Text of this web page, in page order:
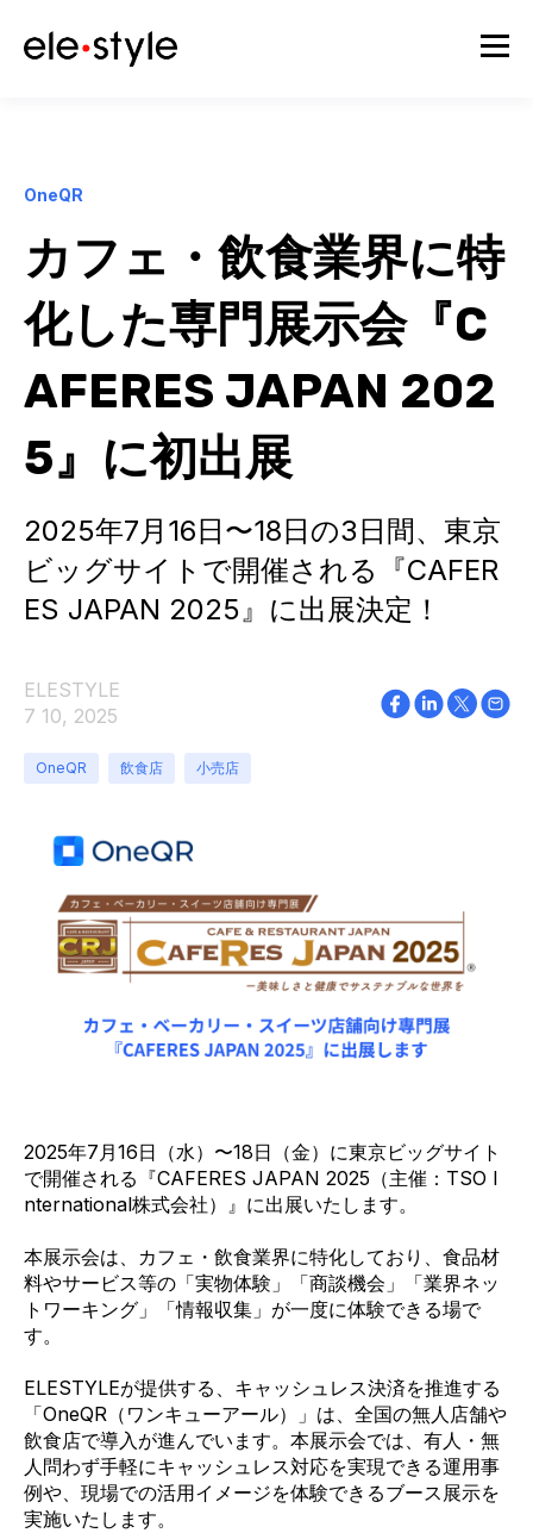
OneQR
カフェ・飲食業界に特
化した専門展示会『C
AFERES JAPAN 202
5』に初出展
2025年7月16日〜18日の3日間、東京
ビッグサイトで開催される『CAFER
ES JAPAN 2025』に出展決定！
ELESTYLE
7 10, 2025
OneQR 飲食店 小売店
2025年7月16日（水）〜18日（金）に東京ビッグサイト
で開催される『CAFERES JAPAN 2025（主催：TSO I
nternational株式会社）』に出展いたします。
本展示会は、カフェ・飲食業界に特化しており、食品材
料やサービス等の「実物体験」「商談機会」「業界ネッ
トワーキング」「情報収集」が一度に体験できる場で
す。
ELESTYLEが提供する、キャッシュレス決済を推進する
「OneQR（ワンキューアール）」は、全国の無人店舗や
飲食店で導入が進んでいます。本展示会では、有人・無
人問わず手軽にキャッシュレス対応を実現できる運用事
例や、現場での活用イメージを体験できるブース展示を
実施いたします。